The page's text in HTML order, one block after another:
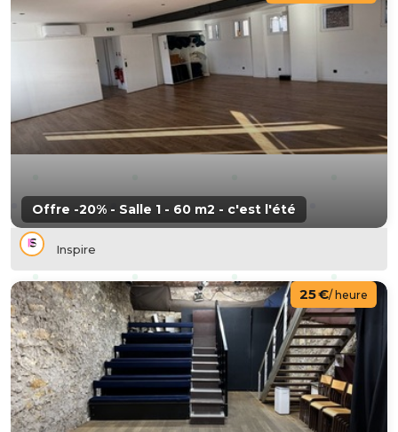
Offre -20% - Salle 1 - 60 m2 - c'est l'été
Inspire
25 €/ heure